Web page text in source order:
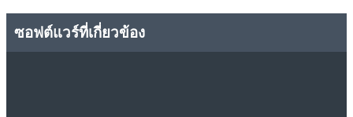
ซอฟต์แวร์ที่เกี่ยวข้อง